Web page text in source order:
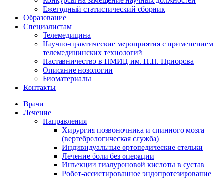
Ежегодный статистический сборник
Образование
Специалистам
Телемедицина
Научно-практические мероприятия с применением
телемедицинских технологий
Наставничество в НМИЦ им. Н.Н. Приорова
Описание нозологии
Биоматериалы
Контакты
Врачи
Лечение
Направления
Хирургия позвоночника и спинного мозга
(вертебрологическая служба)
Индивидуальные ортопедические стельки
Лечение боли без операции
Инъекции гиалуроновой кислоты в сустав
Робот-ассистированное эндопротезирование